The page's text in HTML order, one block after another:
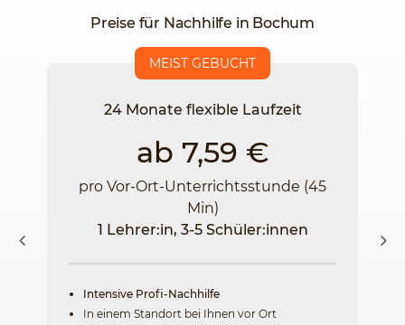
Preise für Nachhilfe in Bochum
MEIST GEBUCHT
24 Monate flexible Laufzeit
ab 7,59 €
pro Vor-Ort-Unterrichtsstunde (45
Min)
1 Lehrer:in, 3-5 Schüler:innen
Intensive Profi-Nachhilfe
In einem Standort bei Ihnen vor Ort